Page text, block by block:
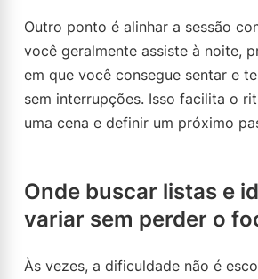
Outro ponto é alinhar a sessão
você geralmente assiste à noite,
em que você consegue sentar e
sem interrupções. Isso facilita o
uma cena e definir um próximo
Onde buscar listas e
variar sem perder o
Às vezes, a dificuldade não é